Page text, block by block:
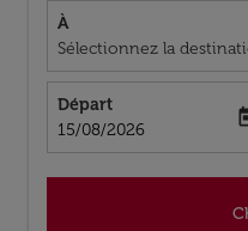
À
Sélectionnez la
Départ
fc-booking-departure-
15/08/2026